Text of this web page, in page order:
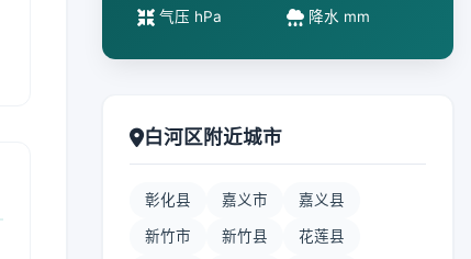
气压 hPa 降水 mm
白河区附近城市
彰化县 嘉义市 嘉义县
新竹市 新竹县 花莲县